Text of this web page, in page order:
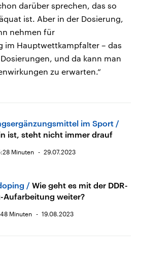
darüber sprechen, das so
ist. Aber in der Dosierung,
nehmen für
im Hauptwettkampfalter – das
und da kann man
zu erwarten.“
im Sport
ist, steht nicht immer drauf
Minuten 29.07.2023
Wie geht es mit der DDR-
Aufarbeitung weiter?
Minuten 19.08.2023